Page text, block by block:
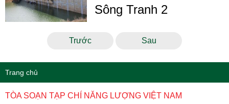
Sông Tranh 2
Trước Sau
Trang chủ
TÒA SOẠN TẠP CHÍ NĂNG LƯỢNG VIỆT NAM